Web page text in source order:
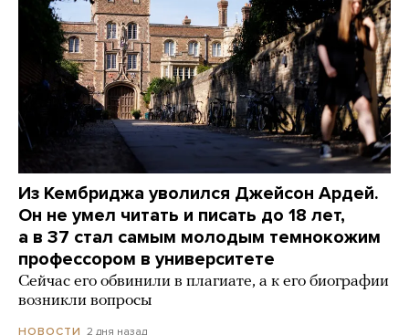
Из Кембриджа уволился Джейсон Ардей.
Он не умел читать и писать до 18 лет,
а в 37 стал самым молодым темнокожим
профессором в университете
Сейчас его обвинили в плагиате, а к его биографии
возникли вопросы
НОВОСТИ 2 дня назад